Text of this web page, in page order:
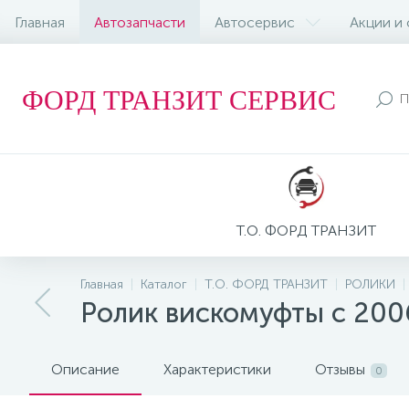
Главная Автозапчасти Автосервис Акции и
ФОРД ТРАНЗИТ СЕРВИС
Т.О. ФОРД ТРАНЗИТ
Главная Каталог Т.О. ФОРД ТРАНЗИТ РОЛИКИ
Ролик вискомуфты с
Описание Характеристики Отзывы 0